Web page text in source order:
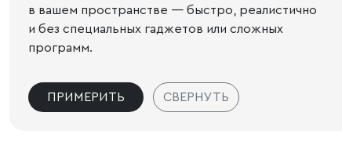
в вашем пространстве — быстро, реалистично
и без специальных гаджетов или сложных
программ.
ПРИМЕРИТЬ СВЕРНУТЬ